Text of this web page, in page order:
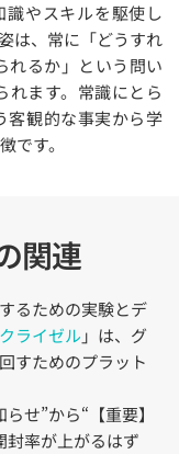
識やスキルを駆使し
は、常に「どうすれ
れるか」という問い
れます。常識にとら
客観的な事実から学
です。
関連
るための実験とデ
クライゼル 」は、グ
すためのプラット
せ”から“【重要】
封率が上がるはず